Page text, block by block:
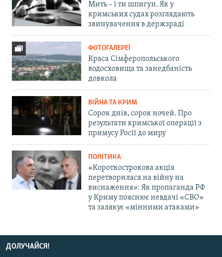
Мить – і ти шпигун. Як у
кримських судах розглядають
звинувачення в держзраді
ФОТОГАЛЕРЕЇ
Краса Сімферопольського
водосховища та занедбаність
довкола
ВІЙНА ТА КРИМ
Сорок днів, сорок ночей. Про
результати кримської операції з
примусу Росії до миру
ПОЛІТИКА
«Короткострокова акція
перетворилася на війну на
виснаження»: Як пропаганда РФ
у Криму пояснює невдачі «СВО»
та залякує «мінними атаками»
ДОЛУЧАЙСЯ!